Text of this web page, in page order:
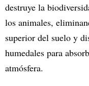
destruye la
los animales,
superior del suelo y
humedales para
atmósfera.